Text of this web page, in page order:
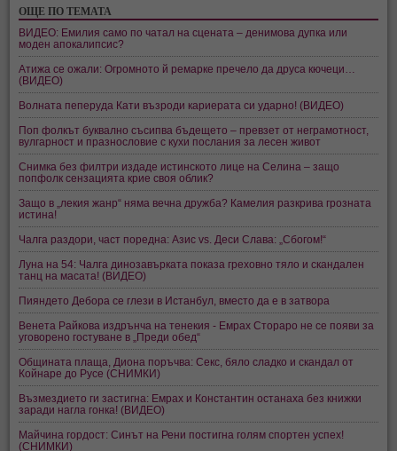
ОЩЕ ПО ТЕМАТА
ВИДЕО: Емилия само по чатал на сцената – денимова дупка или
моден апокалипсис?
Атижа се ожали: Огромното й ремарке пречело да друса кючеци…
(ВИДЕО)
Волната пеперуда Кати възроди кариерата си ударно! (ВИДЕО)
Поп фолкът буквално съсипва бъдещето – превзет от неграмотност,
вулгарност и празнословие с кухи послания за лесен живот
Снимка без филтри издаде истинското лице на Селина – защо
попфолк сензацията крие своя облик?
Защо в „лекия жанр“ няма вечна дружба? Камелия разкрива грозната
истина!
Чалга раздори, част поредна: Азис vs. Деси Слава: „Сбогом!“
Луна на 54: Чалга динозавърката показа греховно тяло и скандален
танц на масата! (ВИДЕО)
Пияндето Дебора се глези в Истанбул, вместо да е в затвора
Венета Райкова издрънча на тенекия - Емрах Стораро не се появи за
уговорено гостуване в „Преди обед“
Общината плаща, Диона поръчва: Секс, бяло сладко и скандал от
Койнаре до Русе (СНИМКИ)
Възмездието ги застигна: Емрах и Константин останаха без книжки
заради нагла гонка! (ВИДЕО)
Майчина гордост: Синът на Рени постигна голям спортен успех!
(СНИМКИ)